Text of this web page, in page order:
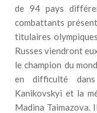
de 94 pays
combattants
titulaires
Russes viendront
le champion du
en difficulté
Kanikovskyi et la
Madina Taimazova.